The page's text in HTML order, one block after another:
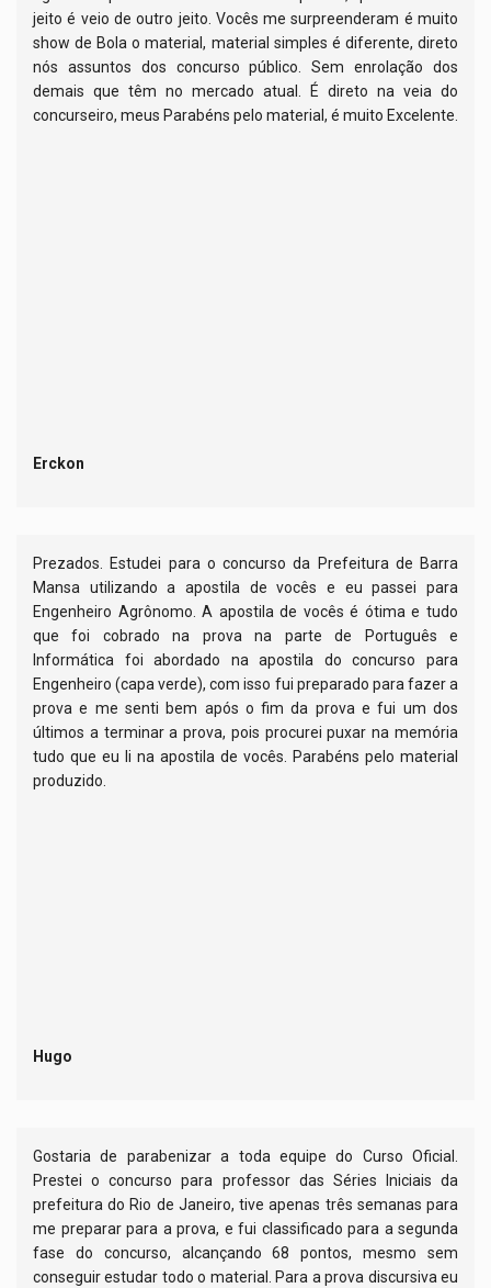
jeito é veio de outro jeito. Vocês me surpreenderam é muito
show de Bola o material, material simples é diferente, direto
nós assuntos dos concurso público. Sem enrolação dos
demais que têm no mercado atual. É direto na veia do
concurseiro, meus Parabéns pelo material, é muito Excelente.
Erckon
Prezados. Estudei para o concurso da Prefeitura de Barra
Mansa utilizando a apostila de vocês e eu passei para
Engenheiro Agrônomo. A apostila de vocês é ótima e tudo
que foi cobrado na prova na parte de Português e
Informática foi abordado na apostila do concurso para
Engenheiro (capa verde), com isso fui preparado para fazer a
prova e me senti bem após o fim da prova e fui um dos
últimos a terminar a prova, pois procurei puxar na memória
tudo que eu li na apostila de vocês. Parabéns pelo material
produzido.
Hugo
Gostaria de parabenizar a toda equipe do Curso Oficial.
Prestei o concurso para professor das Séries Iniciais da
prefeitura do Rio de Janeiro, tive apenas três semanas para
me preparar para a prova, e fui classificado para a segunda
fase do concurso, alcançando 68 pontos, mesmo sem
conseguir estudar todo o material. Para a prova discursiva eu